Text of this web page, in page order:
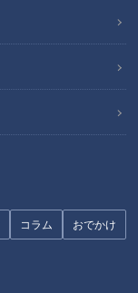
コラム おでかけ